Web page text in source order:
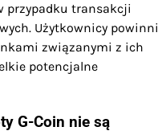
przypadku transakcji
Użytkownicy powinni
związanymi z ich
potencjalne
G-Coin nie są